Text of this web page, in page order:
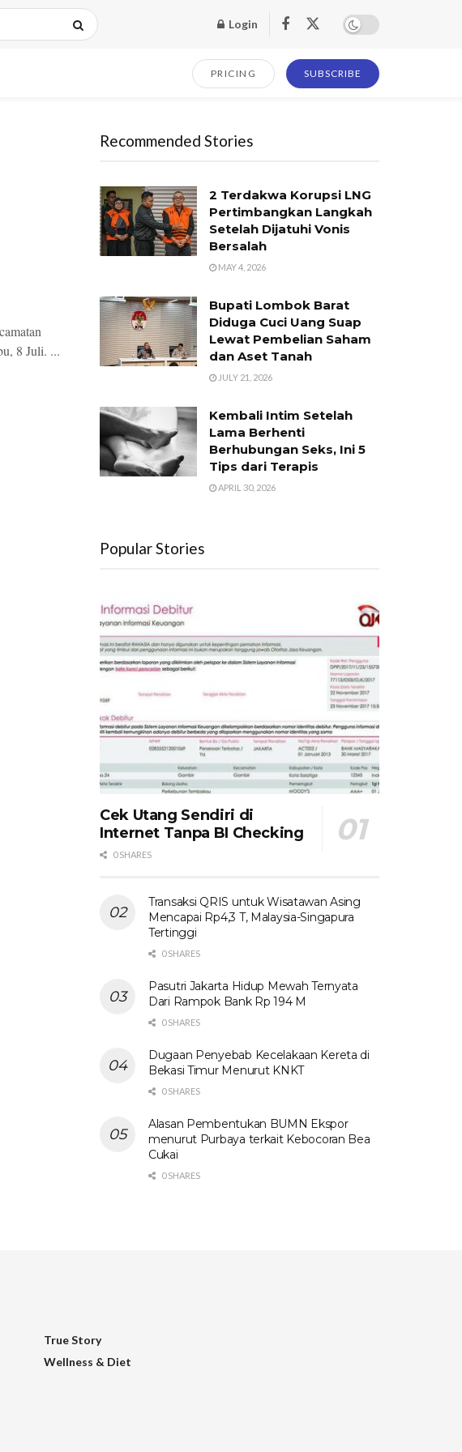
Login
PRICING SUBSCRIBE
8 Juli. ...
Recommended Stories
2 Terdakwa Korupsi LNG
Pertimbangkan Langkah
Setelah Dijatuhi Vonis
Bersalah
MAY 4, 2026
Bupati Lombok Barat
Diduga Cuci Uang Suap
Lewat Pembelian Saham
dan Aset Tanah
JULY 21, 2026
Kembali Intim Setelah
Lama Berhenti
Berhubungan Seks, Ini 5
Tips dari Terapis
APRIL 30, 2026
Popular Stories
Cek Utang Sendiri di
Internet Tanpa BI Checking
0 SHARES
Transaksi QRIS untuk Wisatawan Asing
Mencapai Rp4,3 T, Malaysia-Singapura
Tertinggi
0 SHARES
Pasutri Jakarta Hidup Mewah Ternyata
Dari Rampok Bank Rp 194 M
0 SHARES
Dugaan Penyebab Kecelakaan Kereta di
Bekasi Timur Menurut KNKT
0 SHARES
Alasan Pembentukan BUMN Ekspor
menurut Purbaya terkait Kebocoran Bea
Cukai
0 SHARES
True Story
Wellness & Diet